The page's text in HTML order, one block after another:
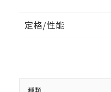
定格/性能
種類